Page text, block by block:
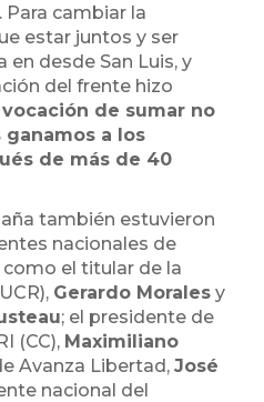
. Para cambiar la
estar juntos y ser
en desde San Luis, y
del frente hizo
vocación de sumar no
ganamos a los
de más de 40
también estuvieron
nacionales de
el titular de la
Gerardo Morales y
; el presidente de
(CC), Maximiliano
Avanza Libertad, José
nacional del